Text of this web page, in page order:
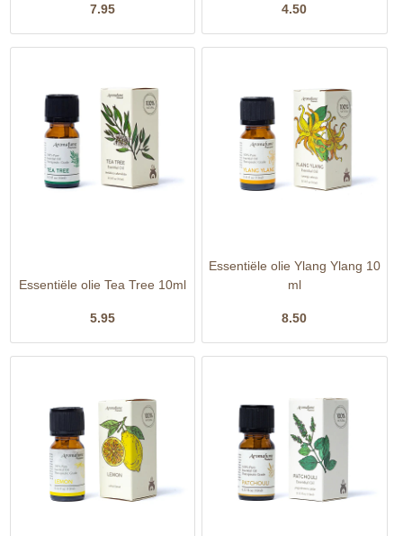
7.95 4.50
Essentiële olie Tea Tree 10ml
5.95
Essentiële olie Ylang Ylang 10
ml
8.50